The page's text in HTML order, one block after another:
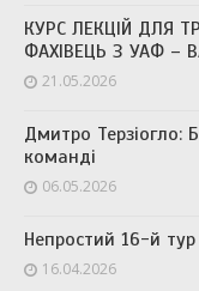
КУРС ЛЕКЦІЙ ДЛЯ
ФАХІВЕЦЬ З УАФ –
21.05.2026
Дмитро Терзіогло:
команді
06.05.2026
Непростий 16-й
16.04.2026